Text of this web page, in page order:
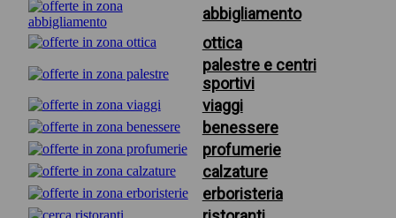
abbigliamento
ottica
palestre e centri
sportivi
viaggi
benessere
profumerie
calzature
erboristeria